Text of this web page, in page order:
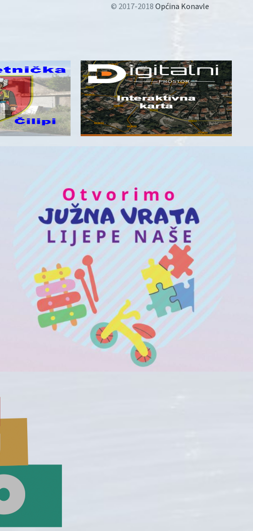
© 2017-2018 Općina Konavle